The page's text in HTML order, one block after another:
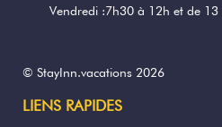
Depuis la plage, prenez
lagon cristallin et si pur
nos fonds marins
Vendredi :7h30 à 12h et de
© StayInn.vacations 2026
LIENS RAPIDES